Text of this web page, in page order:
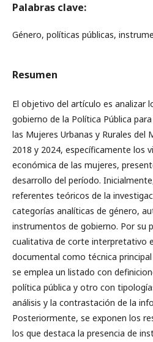
Palabras clave:
Género, políticas públicas,
Resumen
El objetivo del artículo es analizar
gobierno de la Política Pública
las Mujeres Urbanas y Rurales del
2018 y 2024, específicamente los
económica de las mujeres,
desarrollo del período.
referentes teóricos de la
categorías analíticas de género,
instrumentos de gobierno. Por su
cualitativa de corte interpretativo
documental como técnica
se emplea un listado con
política pública y otro con
análisis y la contrastación de la
Posteriormente, se exponen los
los que destaca la presencia de